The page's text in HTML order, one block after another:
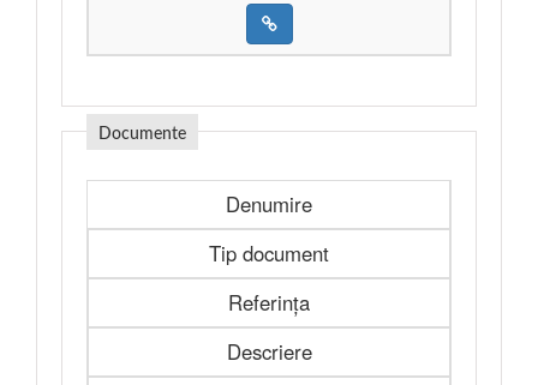
Documente
Denumire
Tip document
Referința
Descriere